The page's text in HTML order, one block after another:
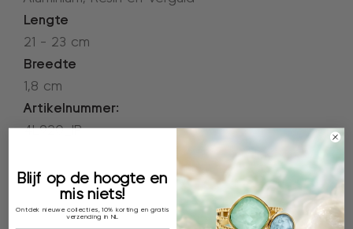
Lengte
21 - 23 cm
Breedte
1,8 cm
Artikelnummer:
4L920_IP
Blijf op de hoogte en
mis niets!
Ontdek nieuwe collecties, 10% korting en gratis
verzending in NL